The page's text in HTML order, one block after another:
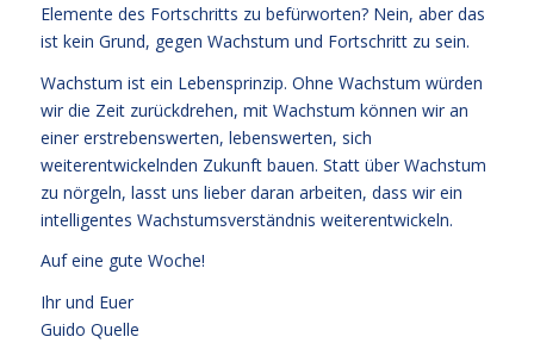
Elemente des Fortschritts zu befürworten? Nein, aber das
ist kein Grund, gegen Wachstum und Fortschritt zu sein.
Wachstum ist ein Lebensprinzip. Ohne Wachstum würden
wir die Zeit zurückdrehen, mit Wachstum können wir an
einer erstrebenswerten, lebenswerten, sich
weiterentwickelnden Zukunft bauen. Statt über Wachstum
zu nörgeln, lasst uns lieber daran arbeiten, dass wir ein
intelligentes Wachstumsverständnis weiterentwickeln.
Auf eine gute Woche!
Ihr und Euer
Guido Quelle